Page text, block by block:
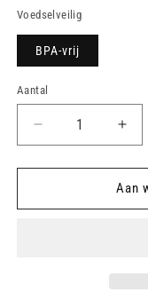
Voedselveilig
BPA-vrij
Aantal
Aantal
verlagen
voor
met
met
Aan